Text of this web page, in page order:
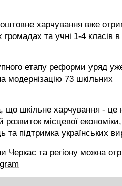
харчування вже
та учні 1-4 класів в
етапу реформи уряд
модернізацію 73 шкільних
що шкільне харчування -
місцевої економіки,
та підтримка українських
Черкас та регіону можна